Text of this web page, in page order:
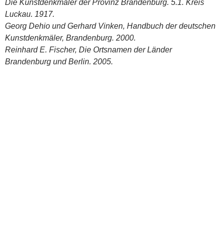
Die Kunstdenkmäler der Provinz Brandenburg. 5.1. Kreis
Luckau. 1917.
Georg Dehio und Gerhard Vinken, Handbuch der deutschen
Kunstdenkmäler, Brandenburg. 2000.
Reinhard E. Fischer, Die Ortsnamen der Länder
Brandenburg und Berlin. 2005.